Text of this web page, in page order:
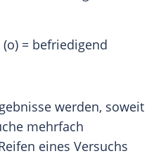
(o) = befriedigend
werden, soweit
mehrfach
eines Versuchs